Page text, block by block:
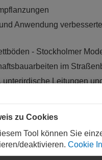
Anwendung
- Stockholmer
im
unterirdische Leitungen
Schutz von vorhandener
Baubegleitung
Erhaltung von
Baumschutzkonzepte
zu Cookies
Tool können Sie
deaktivieren. Cookie